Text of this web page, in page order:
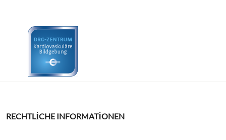
RECHTLICHE INFORMATIONEN